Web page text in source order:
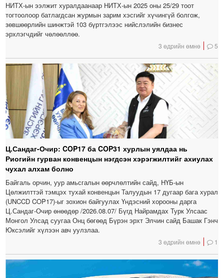
НИТХ-ын ээлжит хуралдаанаар НИТХ-ын 2025 оны 25/29 тоот
тогтоолоор батлагдсан журмын зарим хэсгийг хүчингүй болгож,
зөвшөөрлийн шинжтэй 103 бүртгэлээс нийслэлийн бизнес
эрхлэгчдийг чөлөөллөө.
3 өдрийн өмнө 5
Ц.Сандаг-Очир: COP17 ба COP31 хурлын уялдаа нь
Риогийн гурван конвенцын нэгдсэн хэрэгжилтийг ахиулах
чухал алхам болно
Байгаль орчин, уур амьсгалын өөрчлөлтийн сайд, НҮБ-ын
Цөлжилттэй тэмцэх тухай конвенцын Талуудын 17 дугаар бага хурал
(UNCCD COP17)-ыг зохион байгуулах Үндэсний хорооны дарга
Ц.Сандаг-Очир өнөөдөр /2026.08.07/ Бүгд Найрамдах Турк Улсаас
Монгол Улсад суугаа Онц бөгөөд Бүрэн эрхт Элчин сайд Башак Гэнч
Юксэлийг хүлээн авч уулзлаа.
3 өдрийн өмнө 1